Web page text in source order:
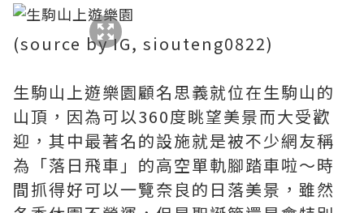
(source by IG, siouteng0822)
生駒山上遊樂園顧名思義就位在生駒山的
山頂，因為可以360度眺望美景而大受歡
迎，其中最著名的設施就是被不少網友稱
為「落日飛車」的高空單軌腳踏車啦～時
間抓得好可以一覽奈良的日落美景，雖然